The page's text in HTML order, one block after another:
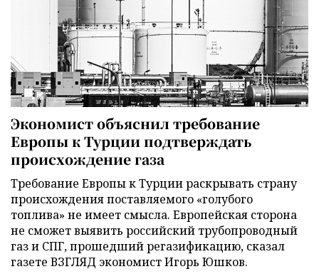
Экономист объяснил требование
Европы к Турции подтверждать
происхождение газа
Требование Европы к Турции раскрывать страну
происхождения поставляемого «голубого
топлива» не имеет смысла. Европейская сторона
не сможет выявить российский трубопроводный
газ и СПГ, прошедший регазификацию, сказал
газете ВЗГЛЯД экономист Игорь Юшков.